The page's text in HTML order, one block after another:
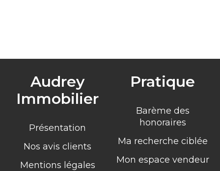
Audrey
Immobilier
Présentation
Nos avis clients
Mentions légales
Pratique
Barème des
honoraires
Ma recherche ciblée
Mon espace vendeur